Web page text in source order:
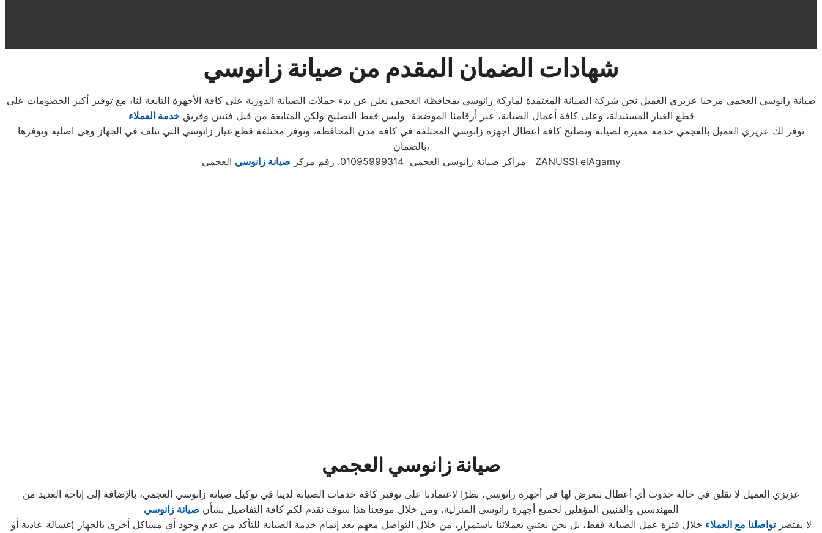
شهادات الضمان المقدم من صيانة زانوسي
صيانة زانوسي العجمي مرحبا عزيزي العميل نحن شركة الصيانة المعتمدة لماركة زانوسي بمحافظة العجمي نعلن عن بدء حملات الصيانة الدورية على كافة الأجهزة التابعة لنا، مع توفير أكبر الخصومات على
قطع الغيار المستبدلة، وعلى كافة أعمال الصيانة، عبر أرقامنا الموضحة وليس فقط التصليح ولكن المتابعة من قبل فنيين وفريقخدمة العملاء
نوفر لك عزيزي العميل بالعجمي خدمة مميزة لصيانة وتصليح كافة اعطال اجهزة زانوسي المختلفة في كافة مدن المحافظة، ونوفر مختلفة قطع غيار زانوسي التي تتلف في الجهاز وهي اصلية ونوفرها
بالضمان،
مراكز صيانة زانوسي العجمي 01095999314. رقم مركز
صيانة زانوسي العجمي ZANUSSI elAgamy
صيانة زانوسي العجمي
عزيزي العميل لا تقلق في حالة حدوث أي أعطال تتعرض لها في أجهزة زانوسي، نظرًا لاعتمادنا على توفير كافة خدمات الصيانة لدينا في توكيل صيانة زانوسي العجمي، بالإضافة إلى إتاحة العديد من
المهندسين والفنيين المؤهلين لجميع أجهزة زانوسي المنزلية، ومن خلال موقعنا هذا سوف نقدم لكم كافة التفاصيل بشأن صيانة زانوسي
لا يقتصرتواصلنا مع العملاء خلال فترة عمل الصيانة فقط، بل نحن نعتني بعملائنا باستمرار، من خلال التواصل معهم بعد إتمام خدمة الصيانة للتأكد من عدم وجود أي مشاكل أخرى بالجهاز (غسالة عادية أو